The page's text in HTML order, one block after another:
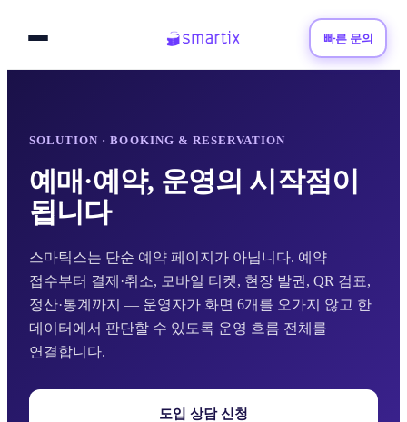
빠른 문의
SOLUTION · BOOKING & RESERVATION
예매·예약, 운영의 시작점이
됩니다
스마틱스는 단순 예약 페이지가 아닙니다. 예약
접수부터 결제·취소, 모바일 티켓, 현장 발권, QR 검표,
정산·통계까지 — 운영자가 화면 6개를 오가지 않고 한
데이터에서 판단할 수 있도록 운영 흐름 전체를
연결합니다.
도입 상담 신청